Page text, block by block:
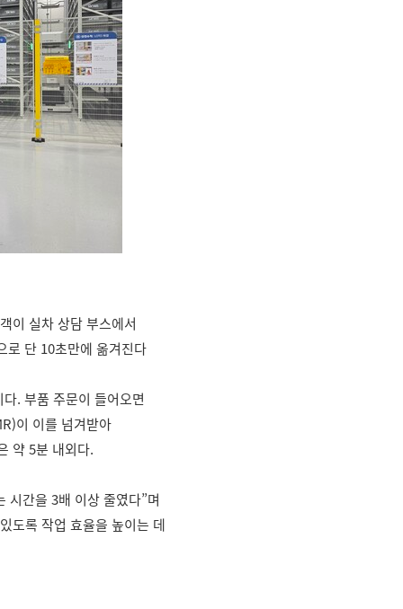
이 실차 상담 부스에서
로 단 10초만에 옮겨진다
. 부품 주문이 들어오면
이 이를 넘겨받아
약 5분 내외다.
시간을 3배 이상 줄였다”며
도록 작업 효율을 높이는 데